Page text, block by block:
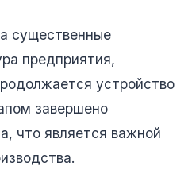
существенные
предприятия,
устройство
завершено
что является важной